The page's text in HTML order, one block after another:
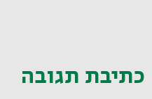
כתיבת תגובה